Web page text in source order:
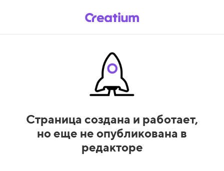
Страница создана и работает,
но еще не опубликована в
редакторе